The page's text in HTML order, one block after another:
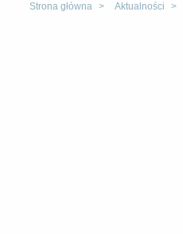
Strona główna Aktualności